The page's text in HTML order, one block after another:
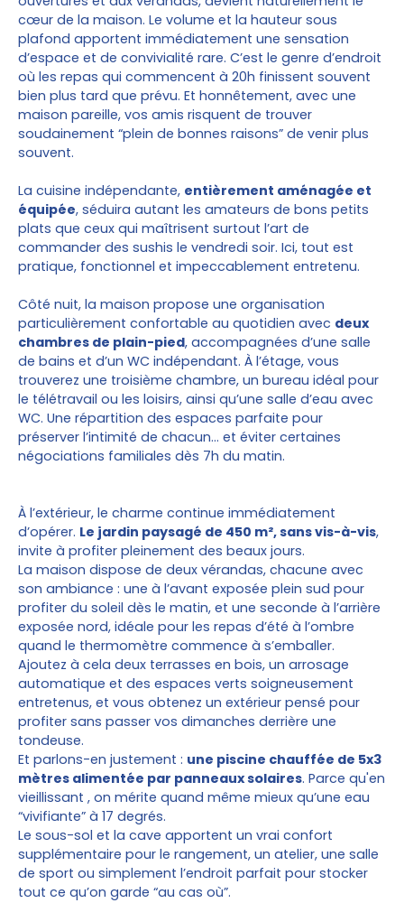
cœur de la maison. Le volume et la hauteur sous
plafond apportent immédiatement une sensation
d’espace et de convivialité rare. C’est le genre d’endroit
où les repas qui commencent à 20h finissent souvent
bien plus tard que prévu. Et honnêtement, avec une
maison pareille, vos amis risquent de trouver
soudainement “plein de bonnes raisons” de venir plus
souvent.
La cuisine indépendante, entièrement aménagée et
équipée, séduira autant les amateurs de bons petits
plats que ceux qui maîtrisent surtout l’art de
commander des sushis le vendredi soir. Ici, tout est
pratique, fonctionnel et impeccablement entretenu.
Côté nuit, la maison propose une organisation
particulièrement confortable au quotidien avec deux
chambres de plain-pied, accompagnées d’une salle
de bains et d’un WC indépendant. À l’étage, vous
trouverez une troisième chambre, un bureau idéal pour
le télétravail ou les loisirs, ainsi qu’une salle d’eau avec
WC. Une répartition des espaces parfaite pour
préserver l’intimité de chacun… et éviter certaines
négociations familiales dès 7h du matin.
À l’extérieur, le charme continue immédiatement
d’opérer. Le jardin paysagé de 450 m², sans vis-à-vis,
invite à profiter pleinement des beaux jours.
La maison dispose de deux vérandas, chacune avec
son ambiance : une à l’avant exposée plein sud pour
profiter du soleil dès le matin, et une seconde à l’arrière
exposée nord, idéale pour les repas d’été à l’ombre
quand le thermomètre commence à s’emballer.
Ajoutez à cela deux terrasses en bois, un arrosage
automatique et des espaces verts soigneusement
entretenus, et vous obtenez un extérieur pensé pour
profiter sans passer vos dimanches derrière une
tondeuse.
Et parlons-en justement : une piscine chauffée de 5x3
mètres alimentée par panneaux solaires. Parce qu'en
vieillissant , on mérite quand même mieux qu’une eau
“vivifiante” à 17 degrés.
Le sous-sol et la cave apportent un vrai confort
supplémentaire pour le rangement, un atelier, une salle
de sport ou simplement l’endroit parfait pour stocker
tout ce qu’on garde “au cas où”.